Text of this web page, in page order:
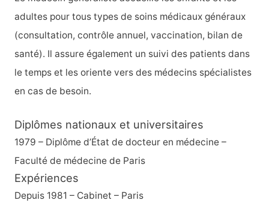
adultes pour tous types de soins médicaux généraux
(consultation, contrôle annuel, vaccination, bilan de
santé). Il assure également un suivi des patients dans
le temps et les oriente vers des médecins spécialistes
en cas de besoin.
Diplômes nationaux et universitaires
1979 – Diplôme d’État de docteur en médecine –
Faculté de médecine de Paris
Expériences
Depuis 1981 – Cabinet – Paris